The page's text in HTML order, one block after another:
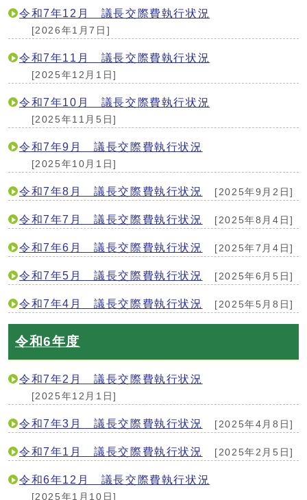
令和7年12月 議長交際費執行状況
[2026年1月7日]
令和7年11月 議長交際費執行状況
[2025年12月1日]
令和7年10月 議長交際費執行状況
[2025年11月5日]
令和7年9月 議長交際費執行状況
[2025年10月1日]
令和7年8月 議長交際費執行状況 [2025年9月2日]
令和7年7月 議長交際費執行状況 [2025年8月4日]
令和7年6月 議長交際費執行状況 [2025年7月4日]
令和7年5月 議長交際費執行状況 [2025年6月5日]
令和7年4月 議長交際費執行状況 [2025年5月8日]
令和6年度
令和7年2月 議長交際費執行状況
[2025年12月1日]
令和7年3月 議長交際費執行状況 [2025年4月8日]
令和7年1月 議長交際費執行状況 [2025年2月5日]
令和6年12月 議長交際費執行状況
[2025年1月10日]